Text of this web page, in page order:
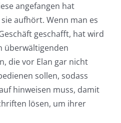
angefangen hat
aufhört. Wenn man es
geschafft, hat wird
überwältigenden
die vor Elan gar nicht
sollen, sodass
hinweisen muss, damit
lösen, um ihrer